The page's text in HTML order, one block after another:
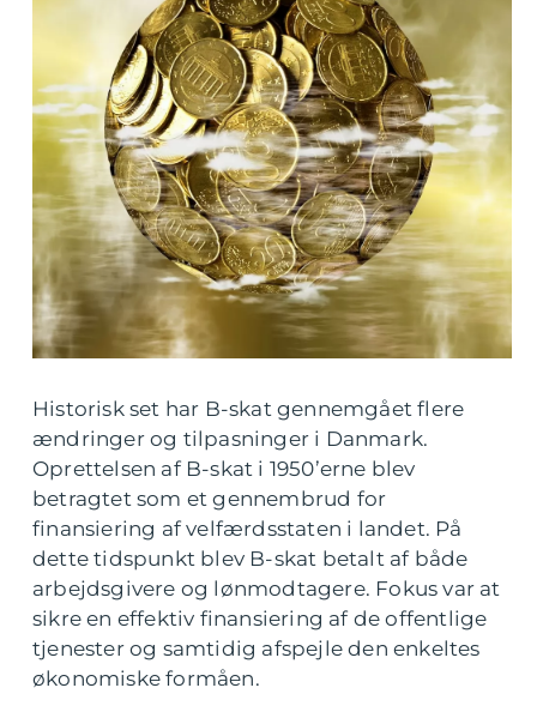
Historisk set har B-skat gennemgået flere
ændringer og tilpasninger i Danmark.
Oprettelsen af B-skat i 1950’erne blev
betragtet som et gennembrud for
finansiering af velfærdsstaten i landet. På
dette tidspunkt blev B-skat betalt af både
arbejdsgivere og lønmodtagere. Fokus var at
sikre en effektiv finansiering af de offentlige
tjenester og samtidig afspejle den enkeltes
økonomiske formåen.